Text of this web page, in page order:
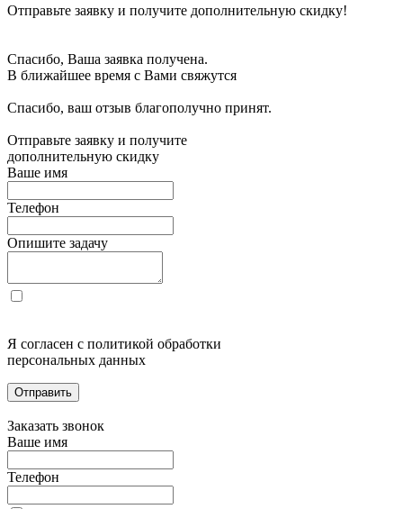
Отправьте заявку и получите дополнительную скидку!
Спасибо, Ваша заявка получена.
В ближайшее время с Вами свяжутся
Спасибо, ваш отзыв благополучно принят.
Отправьте заявку и получите
дополнительную скидку
Ваше имя
Телефон
Опишите задачу
Я согласен с политикой обработки
персональных данных
Отправить
Заказать звонок
Ваше имя
Телефон